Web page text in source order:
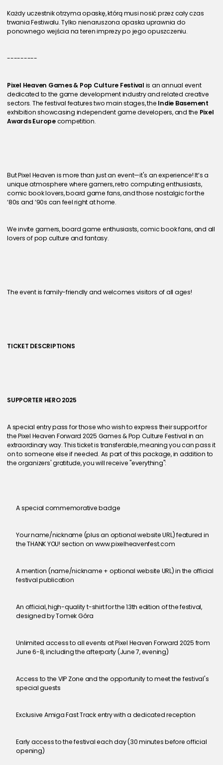
Każdy uczestnik otrzyma opaskę, którą musi nosić przez cały czas
trwania Festiwalu. Tylko nienaruszona opaska uprawnia do
ponownego wejścia na teren imprezy po jego opuszczeniu.
---------
Pixel Heaven Games & Pop Culture Festival is an annual event
dedicated to the game development industry and related creative
sectors. The festival features two main stages, the Indie Basement
exhibition showcasing independent game developers, and the Pixel
Awards Europe competition.
But Pixel Heaven is more than just an event—it's an experience! It’s a
unique atmosphere where gamers, retro computing enthusiasts,
comic book lovers, board game fans, and those nostalgic for the
‘80s and ‘90s can feel right at home.
We invite gamers, board game enthusiasts, comic book fans, and all
lovers of pop culture and fantasy.
The event is family-friendly and welcomes visitors of all ages!
TICKET DESCRIPTIONS
SUPPORTER HERO 2025
A special entry pass for those who wish to express their support for
the Pixel Heaven Forward 2025 Games & Pop Culture Festival in an
extraordinary way. This ticket is transferable, meaning you can pass it
on to someone else if needed. As part of this package, in addition to
the organizers' gratitude, you will receive "everything":
A special commemorative badge
Your name/nickname (plus an optional website URL) featured in
the THANK YOU! section on www.pixelheavenfest.com
A mention (name/nickname + optional website URL) in the official
festival publication
An official, high-quality t-shirt for the 13th edition of the festival,
designed by Tomek Góra
Unlimited access to all events at Pixel Heaven Forward 2025 from
June 6-8, including the afterparty (June 7, evening)
Access to the VIP Zone and the opportunity to meet the festival's
special guests
Exclusive Amiga Fast Track entry with a dedicated reception
Early access to the festival each day (30 minutes before official
opening)